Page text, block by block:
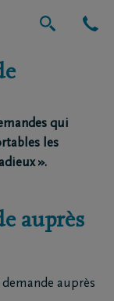
qui
les
».
auprès
auprès